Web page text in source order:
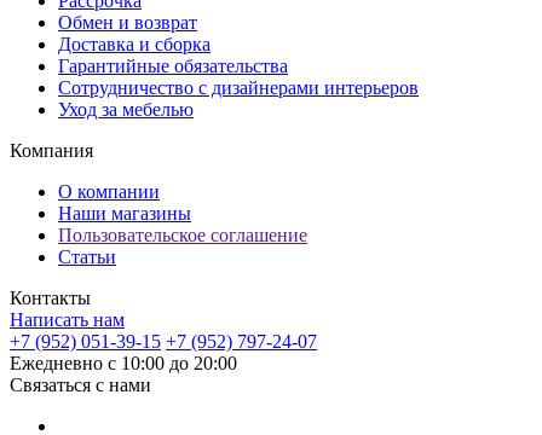
Обмен и возврат
Доставка и сборка
Гарантийные обязательства
Сотрудничество с дизайнерами интерьеров
Уход за мебелью
Компания
О компании
Наши магазины
Пользовательское соглашение
Статьи
Контакты
Написать нам
+7 (952) 051-39-15 +7 (952) 797-24-07
Ежедневно с 10:00 до 20:00
Связаться с нами